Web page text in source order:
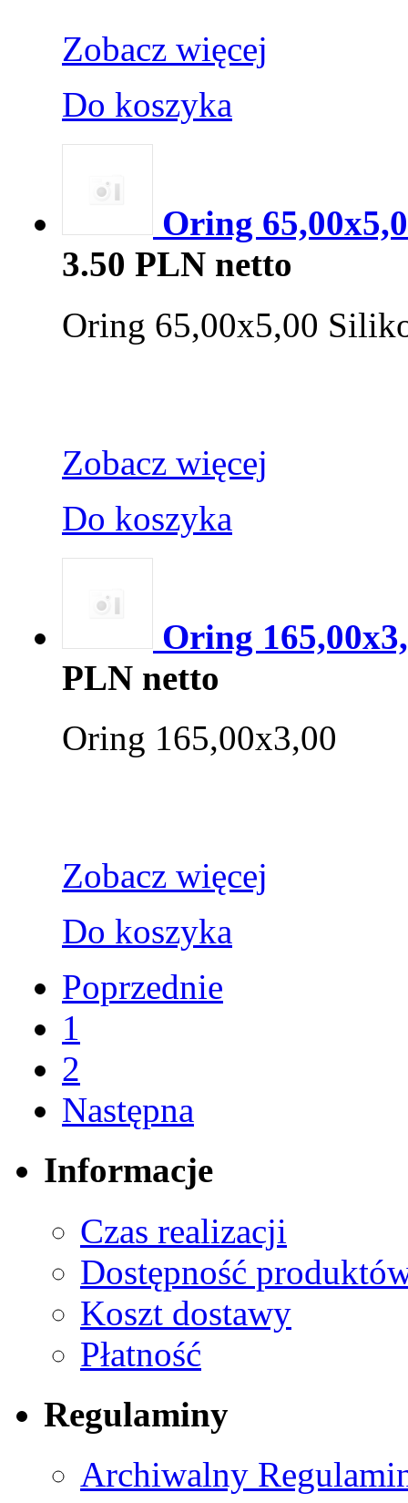
Zobacz więcej
Do koszyka
Oring
3.50 PLN netto
Oring 65,00x5,00
Zobacz więcej
Do koszyka
Oring
PLN netto
Oring 165,00x3,00
Zobacz więcej
Do koszyka
Poprzednie
1
2
Następna
Informacje
Czas realizacji
Dostępność
Koszt dostawy
Płatność
Regulaminy
Archiwalny